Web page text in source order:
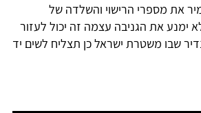
את מספרי הרישוי והשלדה של
ימנע את הגניבה עצמה זה יכול לעזור
שבו משטרת ישראל כן תצליח לשים יד